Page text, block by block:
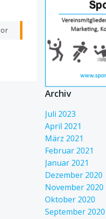
Archiv
Juli 2023
April 2021
März 2021
Februar 2021
Januar 2021
Dezember 2020
November 2020
Oktober 2020
September 2020